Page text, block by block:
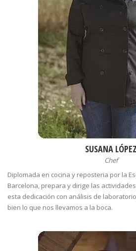
SUSANA LÓPEZ
Chef
Diplomada en cocina y reposteria por la
Barcelona, prepara y dirige las
esta dedicación con análisis de
bien lo que nos llevamos a la boca.